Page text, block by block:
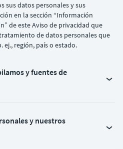
sus datos personales y sus
en la sección “Información
de este Aviso de privacidad que
de datos personales que
ej., región, país o estado.
y fuentes de
y nuestros